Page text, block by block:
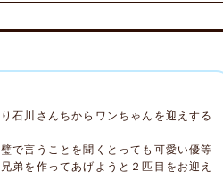
石川さんちからワンちゃんを迎えする
で言うことを聞くとっても可愛い優等
弟を作ってあげようと２匹目をお迎え